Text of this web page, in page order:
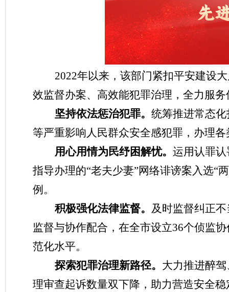
2022年以来，该部门紧扣平安建设
效监督办案、高效能犯罪治理，全力服
坚持依法惩治犯罪。 统筹推进常态
等严重影响人民群众安全感犯罪，办理
用心用情为民纾困解忧。 运用认罪
指导办理的“老夫少妻”网络诽谤案入选“
例。
积极强化法律监督。 及时监督纠正
监督与协作配合，在全市设立36个侦监
范化水平。
探索犯罪治理新路径。 大力推进醉
理审查起诉数量双下降，助力营造安全